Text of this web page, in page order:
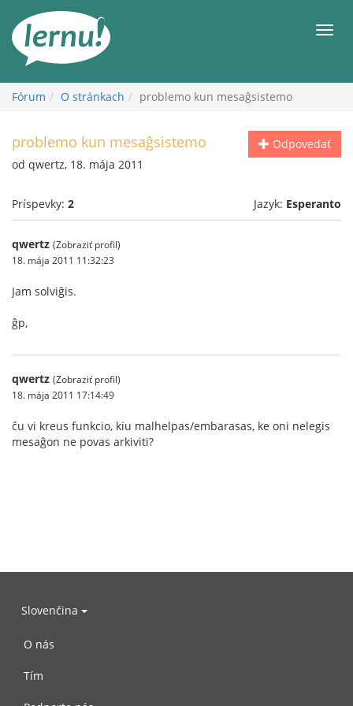
obsah
Fórum O stránkach problemo kun mesaĝsistemo
Odpovedať
problemo kun mesaĝsistemo
od qwertz, 18. mája 2011
Príspevky: 2 Jazyk: Esperanto
qwertz (Zobraziť profil)
18. mája 2011 11:32:23
Jam solviĝis.
ĝp,
qwertz (Zobraziť profil)
18. mája 2011 17:14:49
ĉu vi kreus funkcio, kiu malhelpas/embarasas, ke oni nelegis
mesaĝon ne povas arkiviti?
Slovenčina
O nás
Tím